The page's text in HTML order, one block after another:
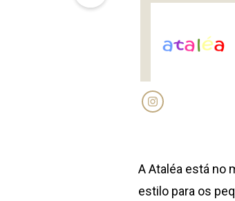
A Ataléa está no
estilo para os